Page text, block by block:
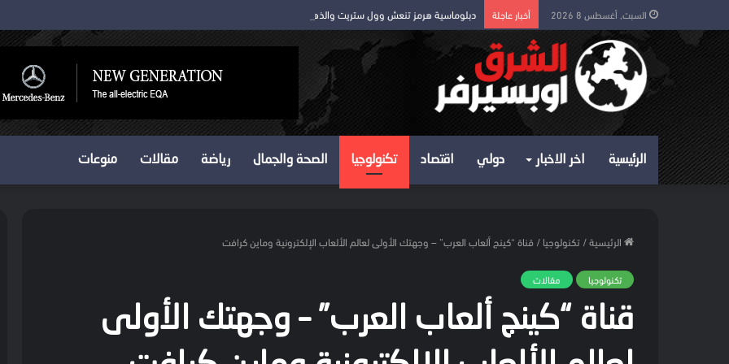
السبت, أغسطس 8 2026 أخبار عاجلة دبلوماسية هرمز تنعش وول ستريت والذهب يتمسك بمكاسبه
الرئيسية اخر الاخبار دولي اقتصاد تكنولوجيا الصحة والجمال رياضة مقالات منوعات
الرئيسية/ تكنولوجيا / قناة “كينج ألعاب العرب” – وجهتك الأولى لعالم الألعاب الإلكترونية وماين كرافت
تكنولوجيا مقالات
قناة “كينج ألعاب العرب” – وجهتك الأولى